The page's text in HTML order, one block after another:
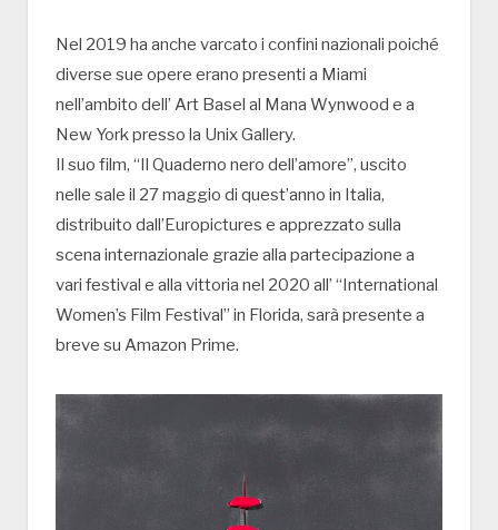
Nel 2019 ha anche varcato i confini nazionali poiché
diverse sue opere erano presenti a Miami
nell’ambito dell’ Art Basel al Mana Wynwood e a
New York presso la Unix Gallery.
Il suo film, “Il Quaderno nero dell’amore”, uscito
nelle sale il 27 maggio di quest’anno in Italia,
distribuito dall’Europictures e apprezzato sulla
scena internazionale grazie alla partecipazione a
vari festival e alla vittoria nel 2020 all’ “International
Women’s Film Festival” in Florida, sarà presente a
breve su Amazon Prime.